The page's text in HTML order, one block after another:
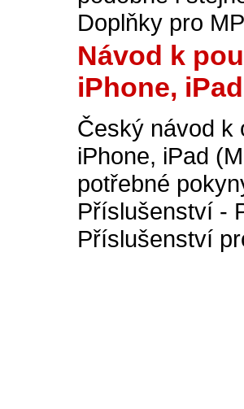
Doplňky pro
Návod k
iPhone,
Český návod k
iPhone, iPad
potřebné
Příslušenství -
Příslušenství